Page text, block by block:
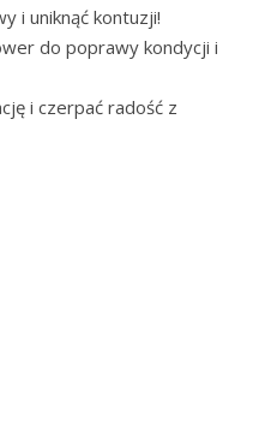
i uniknąć kontuzji!
do poprawy kondycji i
i czerpać radość z